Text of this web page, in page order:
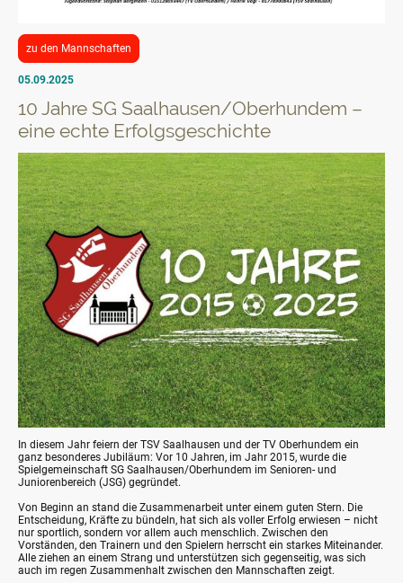
zu den Mannschaften
05.09.2025
10 Jahre SG Saalhausen/Oberhundem –
eine echte Erfolgsgeschichte
In diesem Jahr feiern der TSV Saalhausen und der TV Oberhundem ein
ganz besonderes Jubiläum: Vor 10 Jahren, im Jahr 2015, wurde die
Spielgemeinschaft SG Saalhausen/Oberhundem im Senioren- und
Juniorenbereich (JSG) gegründet.
Von Beginn an stand die Zusammenarbeit unter einem guten Stern. Die
Entscheidung, Kräfte zu bündeln, hat sich als voller Erfolg erwiesen – nicht
nur sportlich, sondern vor allem auch menschlich. Zwischen den
Vorständen, den Trainern und den Spielern herrscht ein starkes Miteinander.
Alle ziehen an einem Strang und unterstützen sich gegenseitig, was sich
auch im regen Zusammenhalt zwischen den Mannschaften zeigt.